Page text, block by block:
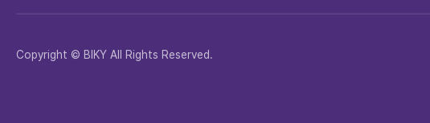
Copyright © BIKY All Rights Reserved.